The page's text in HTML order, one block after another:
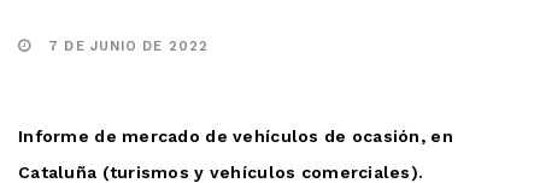
7 DE JUNIO DE 2022
Informe de mercado de vehículos de ocasión, en
Cataluña (turismos y vehículos comerciales).